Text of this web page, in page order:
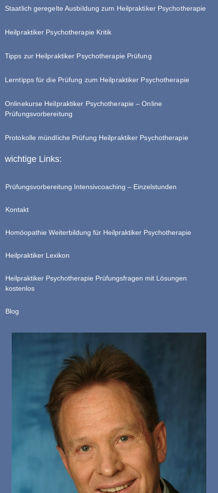
Staatlich geregelte Ausbildung zum Heilpraktiker Psychotherapie
Heilpraktiker Psychotherapie Kritik
Tipps zur Heilpraktiker Psychotherapie Prüfung
Lerntipps für die Prüfung zum Heilpraktiker Psychotherapie
Onlinekurse Heilpraktiker Psychotherapie – Online
Prüfungsvorbereitung
Protokolle mündliche Prüfung Heilpraktiker Psychotherapie
wichtige Links:
Prüfungsvorbereitung Intensivcoaching – Einzelstunden
Kontakt
Homöopathie Weiterbildung für Heilpraktiker Psychotherapie
Heilpraktiker Lexikon
Heilpraktiker Psychotherapie Prüfungsfragen mit Lösungen
kostenlos
Blog